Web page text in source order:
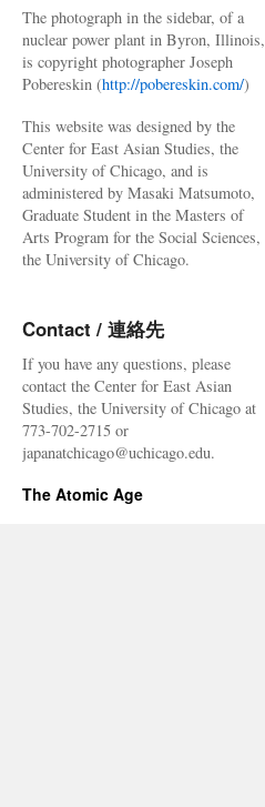
The photograph in the sidebar, of a
nuclear power plant in Byron, Illinois,
is copyright photographer Joseph
Pobereskin (http://pobereskin.com/)
This website was designed by the
Center for East Asian Studies, the
University of Chicago, and is
administered by Masaki Matsumoto,
Graduate Student in the Masters of
Arts Program for the Social Sciences,
the University of Chicago.
Contact / 連絡先
If you have any questions, please
contact the Center for East Asian
Studies, the University of Chicago at
773-702-2715 or
japanatchicago@uchicago.edu.
The Atomic Age